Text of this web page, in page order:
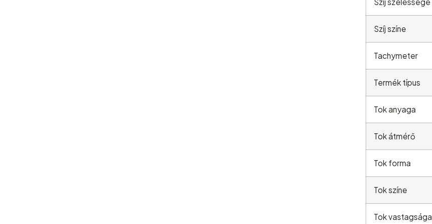
Szíj szélessége
Szíj színe
Tachymeter
Termék típus
Tok anyaga
Tok átmérő
Tok forma
Tok színe
Tok vastagsága